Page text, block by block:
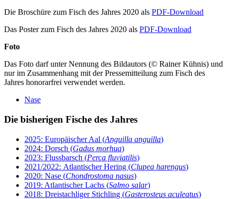
Die Broschüre zum Fisch des Jahres 2020 als PDF-Download
Das Poster zum Fisch des Jahres 2020 als PDF-Download
Foto
Das Foto darf unter Nennung des Bildautors (© Rainer Kühnis) und
nur im Zusammenhang mit der Pressemitteilung zum Fisch des
Jahres honorarfrei verwendet werden.
Nase
Die bisherigen Fische des Jahres
2025: Europäischer Aal (Anguilla anguilla)
2024: Dorsch (Gadus morhua)
2023: Flussbarsch (Perca fluviatilis)
2021/2022: Atlantischer Hering (Clupea harengus)
2020: Nase (Chondrostoma nasus)
2019: Atlantischer Lachs (Salmo salar)
2018: Dreistachliger Stichling (Gasterosteus aculeatus)